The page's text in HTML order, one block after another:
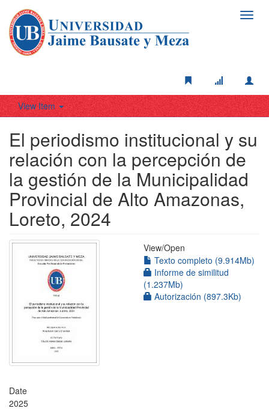
View Item
El periodismo institucional y su
relación con la percepción de
la gestión de la Municipalidad
Provincial de Alto Amazonas,
Loreto, 2024
View/Open
Texto completo (9.914Mb)
Informe de similitud
(1.237Mb)
Autorización (897.3Kb)
Date
2025